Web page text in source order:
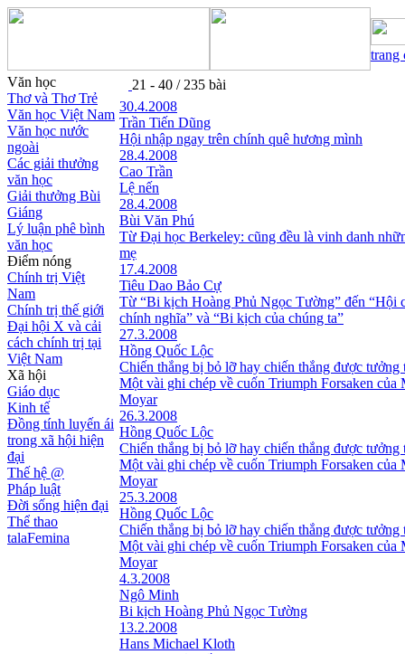
trang
Văn học
Thơ và Thơ Trẻ
Văn học Việt Nam
Văn học nước
ngoài
Các giải thưởng
văn học
Giải thưởng Bùi
Giáng
Lý luận phê bình
văn học
Điểm nóng
Chính trị Việt
Nam
Chính trị thế giới
Đại hội X và cải
cách chính trị tại
Việt Nam
Xã hội
Giáo dục
Kinh tế
Đồng tính luyến ái
trong xã hội hiện
đại
Thế hệ @
Pháp luật
Đời sống hiện đại
Thể thao
talaFemina
21 - 40 / 235 bài
30.4.2008
Trần Tiến Dũng
Hội nhập ngay trên chính quê hương mình
28.4.2008
Cao Trần
Lệ nến
28.4.2008
Bùi Văn Phú
Từ Đại học Berkeley: cũng đều là vinh danh
mẹ
17.4.2008
Tiêu Dao Bảo Cự
Từ “Bi kịch Hoàng Phủ Ngọc Tường” đến “Hội
chính nghĩa” và “Bi kịch của chúng ta”
27.3.2008
Hồng Quốc Lộc
Chiến thắng bị bỏ lỡ hay chiến thắng được tưởng
Một vài ghi chép về cuốn Triumph Forsaken của
Moyar
26.3.2008
Hồng Quốc Lộc
Chiến thắng bị bỏ lỡ hay chiến thắng được tưởng
Một vài ghi chép về cuốn Triumph Forsaken của
Moyar
25.3.2008
Hồng Quốc Lộc
Chiến thắng bị bỏ lỡ hay chiến thắng được tưởng
Một vài ghi chép về cuốn Triumph Forsaken của
Moyar
4.3.2008
Ngô Minh
Bi kịch Hoàng Phủ Ngọc Tường
13.2.2008
Hans Michael Kloth